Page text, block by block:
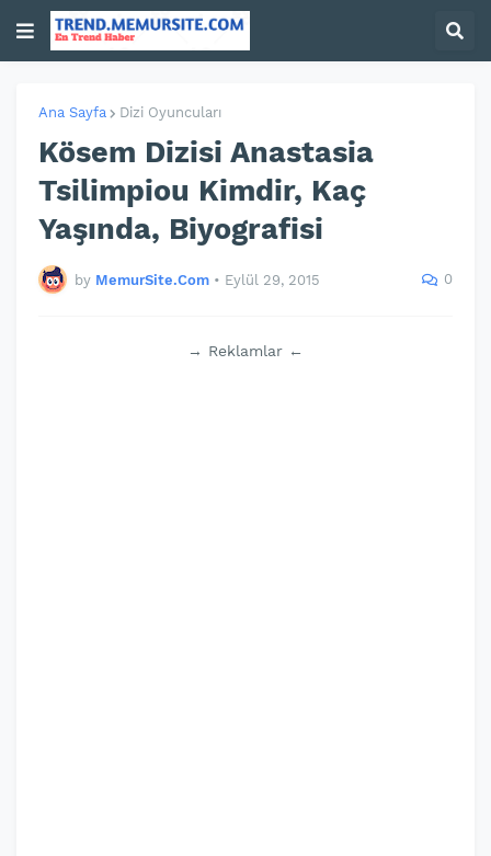
Ana Sayfa Dizi Oyuncuları
Kösem Dizisi Anastasia
Tsilimpiou Kimdir, Kaç
Yaşında, Biyografisi
by MemurSite.Com • Eylül 29, 2015 0
→ Reklamlar ←